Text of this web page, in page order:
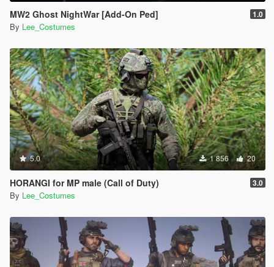
MW2 Ghost NightWar [Add-On Ped] 1.0
By Lee_Costumes
5.0 1 856 20
HORANGI for MP male (Call of Duty) 3.0
By Lee_Costumes